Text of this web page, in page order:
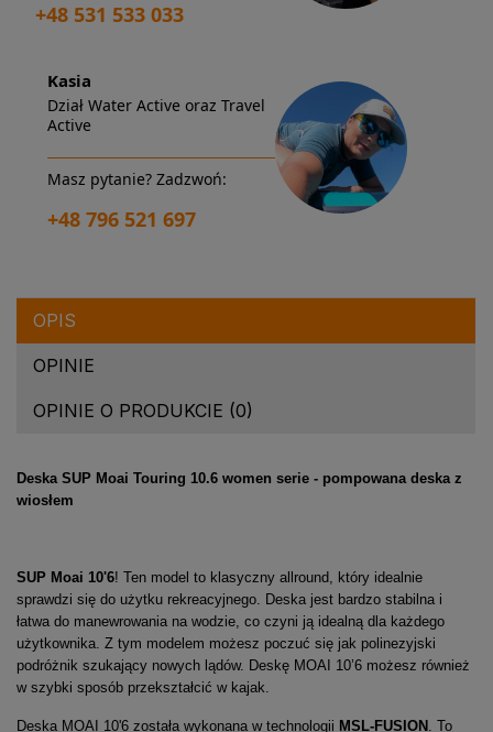
+48 531 533 033
Kasia
Dział Water Active oraz Travel
Active
Masz pytanie? Zadzwoń:
+48 796 521 697
OPIS
OPINIE
OPINIE O PRODUKCIE (0)
Deska SUP Moai Touring 10.6 women serie - pompowana deska z
wiosłem
SUP Moai 10'6! Ten model to klasyczny allround, który idealnie
sprawdzi się do użytku rekreacyjnego. Deska jest bardzo stabilna i
łatwa do manewrowania na wodzie, co czyni ją idealną dla każdego
użytkownika. Z tym modelem możesz poczuć się jak polinezyjski
podróżnik szukający nowych lądów. Deskę MOAI 10’6 możesz również
w szybki sposób przekształcić w kajak.
Deska MOAI 10'6 została wykonana w technologii MSL-FUSION . To